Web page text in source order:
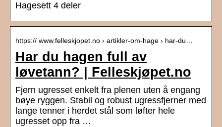
Hagesett 4 deler
https:// www.felleskjopet.no › artikler-om-hage › har-du…
Har du hagen full av
løvetann? | Felleskjøpet.no
Fjern ugresset enkelt fra plenen uten å engang
bøye ryggen. Stabil og robust ugressfjerner med
lange tenner i herdet stål som løfter hele
ugresset opp fra …